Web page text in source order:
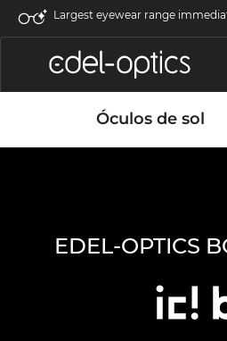
Largest eyewear range
Óculos de sol
EDEL-OPTICS